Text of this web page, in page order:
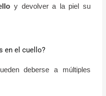
y devolver a la piel su
en el cuello?
deberse a múltiples